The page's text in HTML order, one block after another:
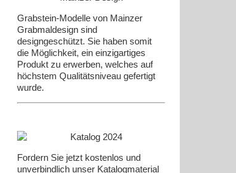
Grabstein-Modelle von Mainzer
Grabmaldesign sind
designgeschützt. Sie haben somit
die Möglichkeit, ein einzigartiges
Produkt zu erwerben, welches auf
höchstem Qualitätsniveau gefertigt
wurde.
Fordern Sie jetzt kostenlos und
unverbindlich unser Katalogmaterial